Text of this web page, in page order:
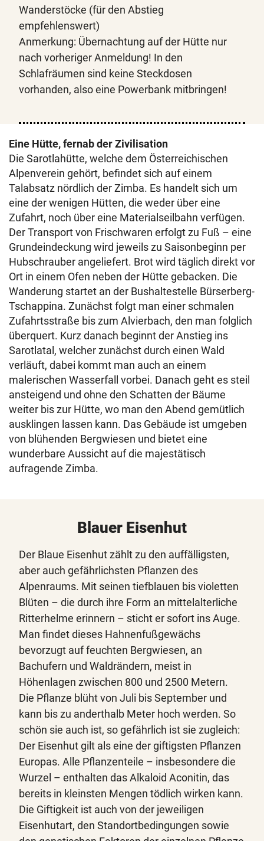
Wanderstöcke (für den Abstieg
empfehlenswert)
Anmerkung: Übernachtung auf der Hütte nur
nach vorheriger Anmeldung! In den
Schlafräumen sind keine Steckdosen
vorhanden, also eine Powerbank mitbringen!
Eine Hütte, fernab der Zivilisation
Die Sarotlahütte, welche dem Österreichischen
Alpenverein gehört, befindet sich auf einem
Talabsatz nördlich der Zimba. Es handelt sich um
eine der wenigen Hütten, die weder über eine
Zufahrt, noch über eine Materialseilbahn verfügen.
Der Transport von Frischwaren erfolgt zu Fuß – eine
Grundeindeckung wird jeweils zu Saisonbeginn per
Hubschrauber angeliefert. Brot wird täglich direkt vor
Ort in einem Ofen neben der Hütte gebacken. Die
Wanderung startet an der Bushaltestelle Bürserberg-
Tschappina. Zunächst folgt man einer schmalen
Zufahrtsstraße bis zum Alvierbach, den man folglich
überquert. Kurz danach beginnt der Anstieg ins
Sarotlatal, welcher zunächst durch einen Wald
verläuft, dabei kommt man auch an einem
malerischen Wasserfall vorbei. Danach geht es steil
ansteigend und ohne den Schatten der Bäume
weiter bis zur Hütte, wo man den Abend gemütlich
ausklingen lassen kann. Das Gebäude ist umgeben
von blühenden Bergwiesen und bietet eine
wunderbare Aussicht auf die majestätisch
aufragende Zimba.
Blauer Eisenhut
Der Blaue Eisenhut zählt zu den auffälligsten,
aber auch gefährlichsten Pflanzen des
Alpenraums. Mit seinen tiefblauen bis violetten
Blüten – die durch ihre Form an mittelalterliche
Ritterhelme erinnern – sticht er sofort ins Auge.
Man findet dieses Hahnenfußgewächs
bevorzugt auf feuchten Bergwiesen, an
Bachufern und Waldrändern, meist in
Höhenlagen zwischen 800 und 2500 Metern.
Die Pflanze blüht von Juli bis September und
kann bis zu anderthalb Meter hoch werden. So
schön sie auch ist, so gefährlich ist sie zugleich:
Der Eisenhut gilt als eine der giftigsten Pflanzen
Europas. Alle Pflanzenteile – insbesondere die
Wurzel – enthalten das Alkaloid Aconitin, das
bereits in kleinsten Mengen tödlich wirken kann.
Die Giftigkeit ist auch von der jeweiligen
Eisenhutart, den Standortbedingungen sowie